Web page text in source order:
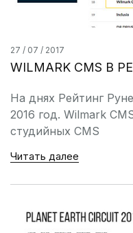
27 / 07 / 2017
WILMARK CMS В
На днях Рейтинг
2016 год. Wilmark
студийных CMS
Читать далее